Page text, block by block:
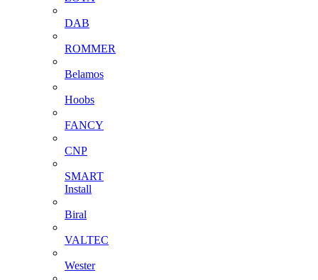
DAB
ROMMER
Belamos
Hoobs
FANCY
CNP
SMART
Install
Biral
VALTEC
Wester